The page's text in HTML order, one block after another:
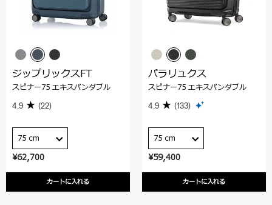
¥62,700
カートに入れる
ジップリックスFT
スピナー75 エキスパンダブル
4.9 (22)
75 cm
¥59,400
カートに入れる
パラリュクス
スピナー75 エキスパンダブル
4.9 (133)
75 cm